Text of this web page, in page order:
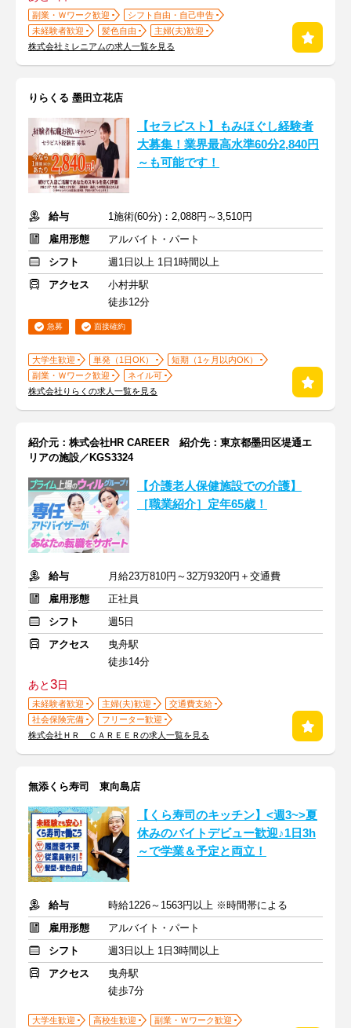
副業・Ｗワーク歓迎
シフト自由・自己申告
未経験者歓迎
髪色自由
主婦(夫)歓迎
株式会社ミレニアムの求人一覧を見る
りらくる 墨田立花店
【セラピスト】もみほぐし経験者
大募集！業界最高水準60分2,840円
～も可能です！
給与
1施術(60分)：2,088円～3,510円
雇用形態
アルバイト・パート
シフト
週1日以上 1日1時間以上
アクセス
小村井駅
徒歩12分
急募 面接確約
大学生歓迎 単発（1日OK）
短期（1ヶ月以内OK）
副業・Ｗワーク歓迎
ネイル可
株式会社りらくの求人一覧を見る
紹介元：株式会社HR CAREER 紹介先：東京都墨田区堤通エ
リアの施設／KGS3324
【介護老人保健施設での介護】
［職業紹介］定年65歳！
給与
月給23万810円～32万9320円＋交通費
雇用形態
正社員
シフト
週5日
アクセス
曳舟駅
徒歩14分
あと3日
未経験者歓迎 主婦(夫)歓迎
交通費支給
社会保険完備
フリーター歓迎
株式会社ＨＲ ＣＡＲＥＥＲの求人一覧を見る
無添くら寿司 東向島店
【くら寿司のキッチン】<週3~>夏
休みのバイトデビュー歓迎♪1日3h
～で学業＆予定と両立！
給与
時給1226～1563円以上 ※時間帯による
雇用形態
アルバイト・パート
シフト
週3日以上 1日3時間以上
アクセス
曳舟駅
徒歩7分
大学生歓迎 高校生歓迎
副業・Ｗワーク歓迎